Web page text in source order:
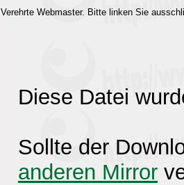
Verehrte Webmaster. Bitte linken Sie
Diese Datei
Sollte der
anderen Mirror